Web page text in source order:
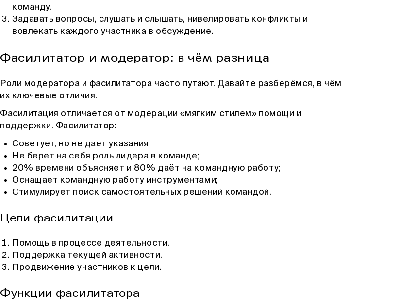
команду.
Задавать вопросы, слушать и слышать, нивелировать конфликты и
вовлекать каждого участника в обсуждение.
Фасилитатор и модератор: в чём разница
Роли модератора и фасилитатора часто путают. Давайте разберёмся, в чём
их ключевые отличия.
Фасилитация отличается от модерации «мягким стилем» помощи и
поддержки. Фасилитатор:
Советует, но не дает указания;
Не берет на себя роль лидера в команде;
20% времени объясняет и 80% даёт на командную работу;
Оснащает командную работу инструментами;
Стимулирует поиск самостоятельных решений командой.
Цели фасилитации
Помощь в процессе деятельности.
Поддержка текущей активности.
Продвижение участников к цели.
Функции фасилитатора